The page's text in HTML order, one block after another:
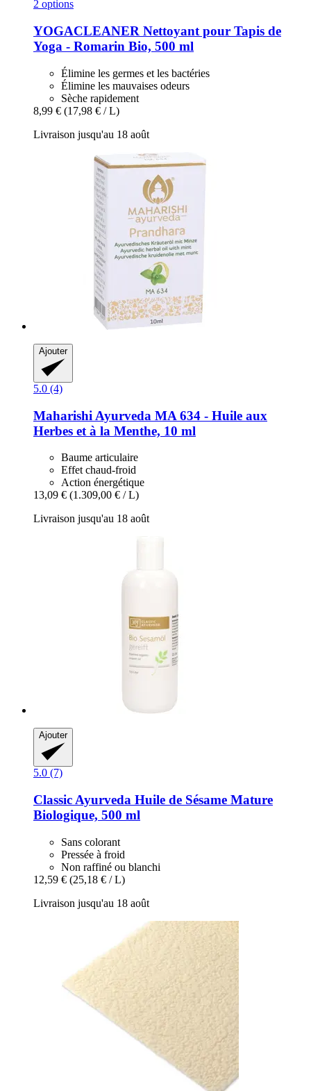
2 options
YOGACLEANER Nettoyant pour Tapis de
Yoga -​ Romarin Bio, 500 ml
Élimine les germes et les bactéries
Élimine les mauvaises odeurs
Sèche rapidement
8,99 € (17,98 € / L)
Livraison jusqu'au 18 août
Ajouter
5.0 (4)
Maharishi Ayurveda MA 634 -​ Huile aux
Herbes et à la Menthe, 10 ml
Baume articulaire
Effet chaud-froid
Action énergétique
13,09 € (1.309,00 € / L)
Livraison jusqu'au 18 août
Ajouter
5.0 (7)
Classic Ayurveda Huile de Sésame Mature
Biologique, 500 ml
Sans colorant
Pressée à froid
Non raffiné ou blanchi
12,59 € (25,18 € / L)
Livraison jusqu'au 18 août